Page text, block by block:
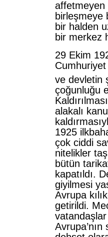
affetmeyen
birleşmeye
bir halden
bir merkez
29 Ekim
ve devletin
çoğunluğu
alakalı
1925
çok ciddi
nitelikler
bütün
kapatıldı.
giyilmesi
Avrupa
getirildi.
vatandaşlar